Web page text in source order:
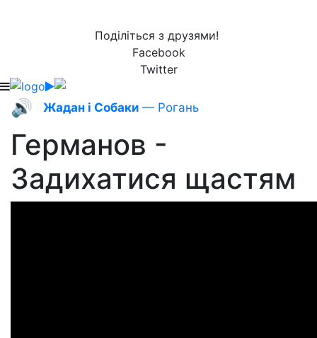
Поділіться з друзями!
Facebook
Twitter
🔊 Жадан і Собаки — Рогань
Германов -
Задихатися щастям